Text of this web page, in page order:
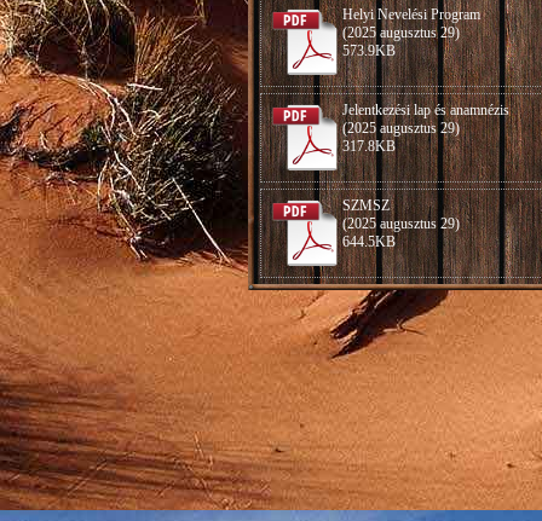
Helyi Nevelési Program
(2025 augusztus 29)
573.9KB
Jelentkezési lap és anamnézis
(2025 augusztus 29)
317.8KB
SZMSZ
(2025 augusztus 29)
644.5KB